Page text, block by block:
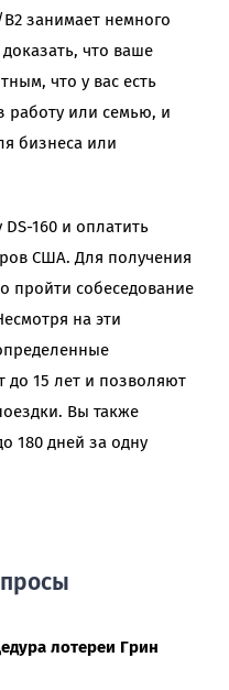
занимает немного
что ваше
что у вас есть
работу или семью, и
бизнеса или
160 и оплатить
США. Для получения
пройти собеседование
на эти
до 15 лет и позволяют
Вы также
180 дней за одну
лотереи Грин